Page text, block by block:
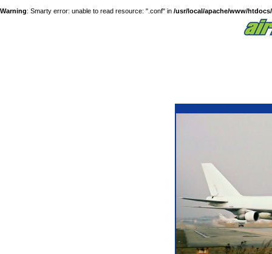
Warning: Smarty error: unable to read resource: ".conf" in /usr/local/apache/www/